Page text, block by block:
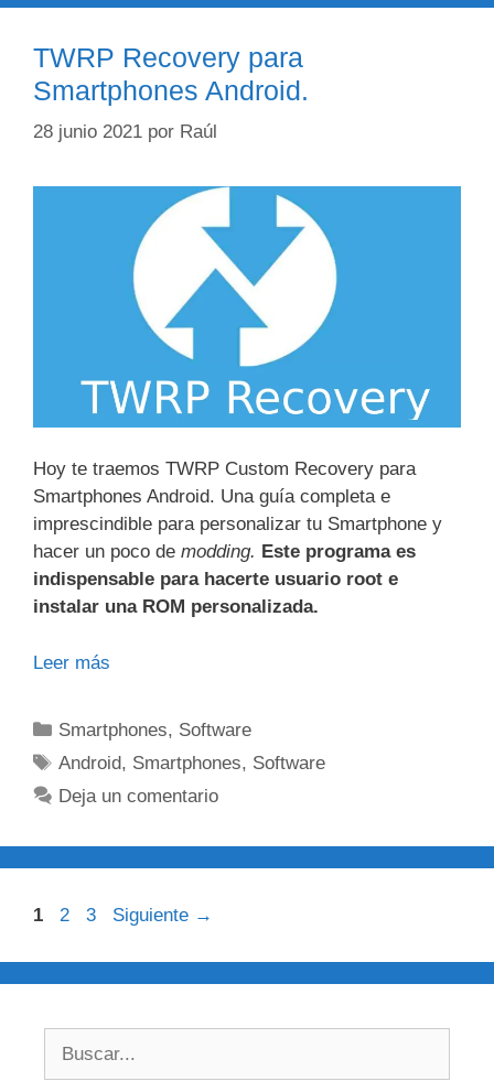
TWRP Recovery para
Smartphones Android.
28 junio 2021 por Raúl
Hoy te traemos TWRP Custom Recovery para
Smartphones Android. Una guía completa e
imprescindible para personalizar tu Smartphone y
hacer un poco de modding. Este programa es
indispensable para hacerte usuario root e
instalar una ROM personalizada.
Leer más
Categorías
Smartphones, Software
Etiquetas
Android, Smartphones, Software
Deja un comentario
Página
1 Página
2 Página
3 Siguiente →